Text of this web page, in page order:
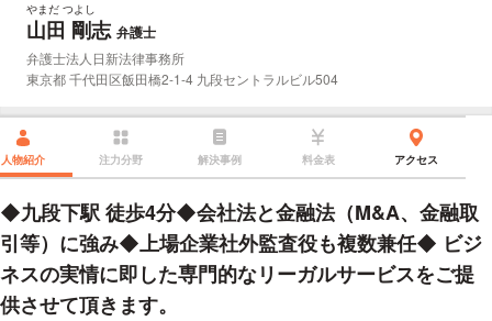
やまだ つよし
山田 剛志 弁護士
所属事務所：
弁護士法人日新法律事務所
所在地：
東京都 千代田区飯田橋2-1-4 九段セントラルビル504
人物紹介 注力分野 解決事例 料金表 アクセス
◆九段下駅 徒歩4分◆会社法と金融法（M&A、金融取
引等）に強み◆上場企業社外監査役も複数兼任◆ ビジ
ネスの実情に即した専門的なリーガルサービスをご提
供させて頂きます。